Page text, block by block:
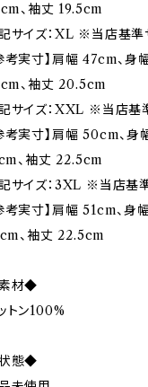
、袖丈 19.5cm
サイズ：XL ※当店基準
考実寸】肩幅 47cm、
、袖丈 20.5cm
サイズ：XXL ※当店基
考実寸】肩幅 50cm、
、袖丈 22.5cm
サイズ：3XL ※当店基
考実寸】肩幅 51cm、
、袖丈 22.5cm
材◆
トン100%
態◆